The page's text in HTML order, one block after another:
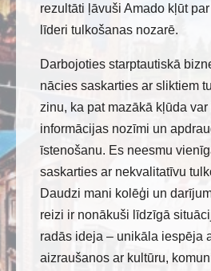
rezultāti ļāvuši Amado kļūt
līderi tulkošanas nozarē.
Darbojoties starptautiskā
nācies saskarties ar sliktiem
zinu, ka pat mazākā kļūda
informācijas nozīmi un
īstenošanu. Es neesmu
saskarties ar nekvalitatīvu
Daudzi mani kolēģi un
reizi ir nonākuši līdzīgā
radās ideja – unikāla iespēja
aizraušanos ar kultūru,